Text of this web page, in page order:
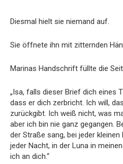
Diesmal hielt sie niemand auf.
Sie öffnete ihn mit zitternden
Marinas Handschrift füllte die
„Isa, falls dieser Brief dich eines
dass er dich zerbricht. Ich will,
zurückgibt. Ich weiß nicht, was
aber ich bin nie ganz gegangen.
der Straße sang, bei jeder
jeder Nacht, in der Luna in
ich an dich.“